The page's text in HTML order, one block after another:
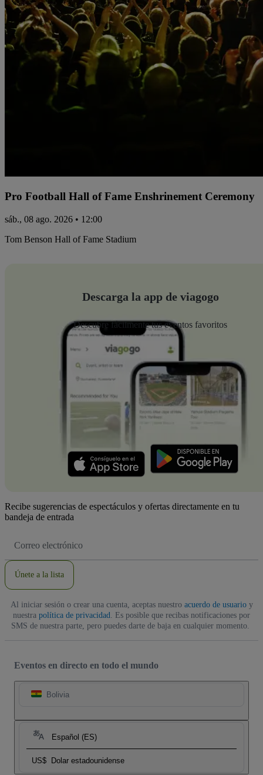
Pro Football Hall of Fame Enshrinement Ceremony
sáb., 08 ago. 2026 • 12:00
Tom Benson Hall of Fame Stadium
Descarga la app de viagogo
Descubre fácilmente tus eventos favoritos
Recibe sugerencias de espectáculos y ofertas directamente en tu
bandeja de entrada
de
Únete a la lista
Al iniciar sesión o crear una cuenta, aceptas nuestro acuerdo de usuarioy
nuestra política de privacidad . Es posible que recibas notificaciones por
SMS de nuestra parte, pero puedes darte de baja en cualquier momento.
Eventos en directo en todo el mundo
Bolivia
Español (ES)
US$ Dolar estadounidense